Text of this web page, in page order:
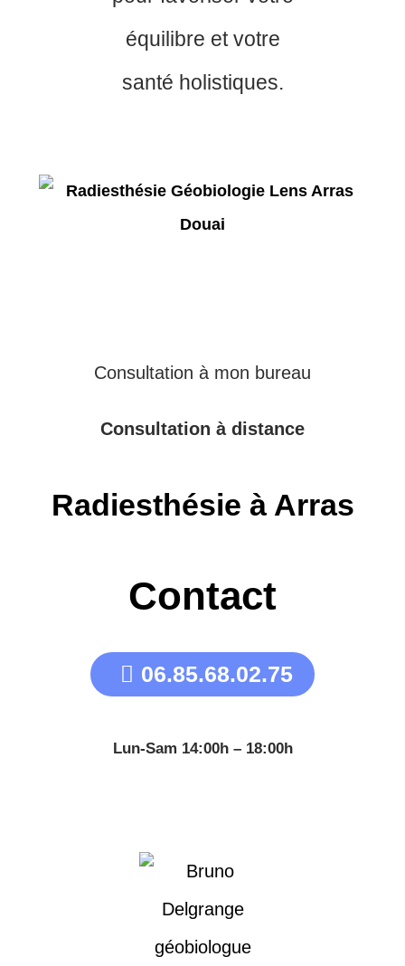
équilibre et votre
santé holistiques.
Consultation à mon bureau
Consultation à distance
Radiesthésie à Arras
Contact
06.85.68.02.75
Lun-Sam 14:00h – 18:00h